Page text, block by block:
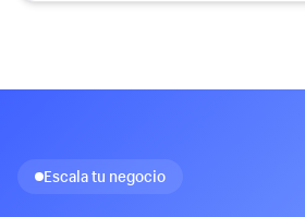
Escala tu negocio